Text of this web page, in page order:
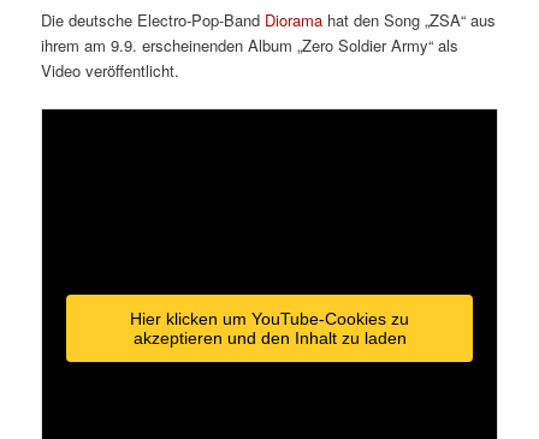
Die deutsche Electro-Pop-Band Diorama hat den Song „ZSA“ aus
ihrem am 9.9. erscheinenden Album „Zero Soldier Army“ als
Video veröffentlicht.
Hier klicken um YouTube-Cookies zu
akzeptieren und den Inhalt zu laden